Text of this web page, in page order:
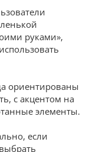
руками»,
ориентированы
с акцентом на
элементы.
если